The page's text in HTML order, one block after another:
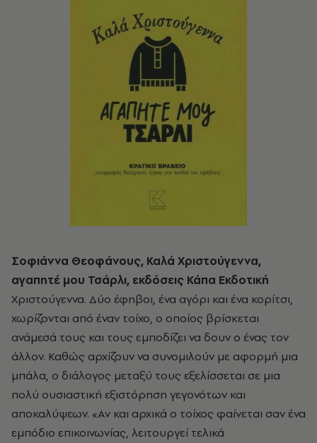
Σοφιάννα Θεοφάνους, Καλά Χριστούγεννα,
αγαπητέ μου Τσάρλι, εκδόσεις Κάπα Εκδοτική
Χριστούγεννα. Δύο έφηβοι, ένα αγόρι και ένα κορίτσι,
χωρίζονται από έναν τοίχο, ο οποίος βρίσκεται
ανάμεσά τους και τους εμποδίζει να δουν ο ένας τον
άλλον. Καθώς αρχίζουν να συνομιλούν με αφορμή μια
μπάλα, ο διάλογος μεταξύ τους εξελίσσεται σε μια
πολύ ουσιαστική εξιστόρηση γεγονότων και
αποκαλύψεων. «Αν και αρχικά ο τοίχος φαίνεται σαν ένα
εμπόδιο επικοινωνίας, λειτουργεί τελικά